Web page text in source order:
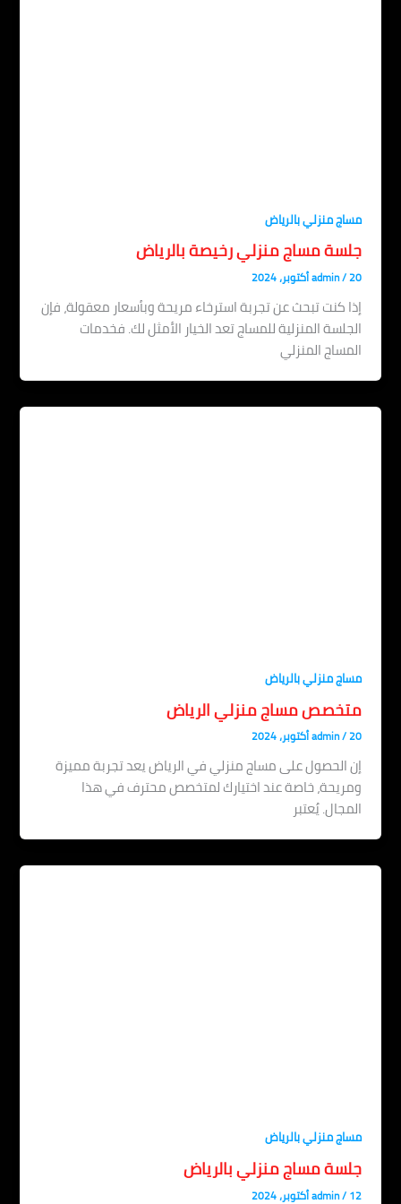
منزلي بالرياض
مساج منزلي رخيصة بالرياض
admin
كنت تبحث عن تجربة استرخاء مريحة وبأسعار معقولة، فإن
المنزلية للمساج تعد الخيار الأمثل لك. فخدمات
المنزلي
منزلي بالرياض
مساج منزلي الرياض
admin
الحصول على مساج منزلي في الرياض يعد تجربة مميزة
خاصة عند اختيارك لمتخصص محترف في هذا
يُعتبر
منزلي بالرياض
مساج منزلي بالرياض
admin